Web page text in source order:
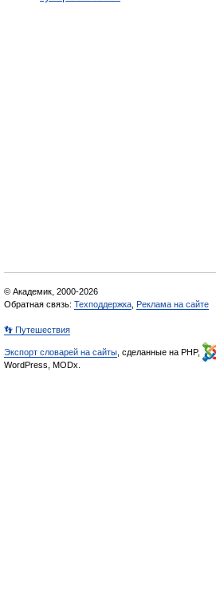
© Академик, 2000-2026
Обратная связь: Техподдержка Реклама на сайте
👣 Путешествия
Экспорт словарей на сайты , сделанные на PHP,
WordPress, MODx.